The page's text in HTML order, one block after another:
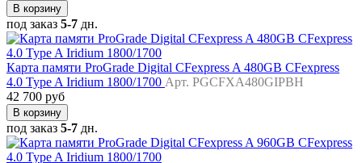
В корзину
под заказ 5-7 дн.
Карта памяти ProGrade Digital CFexpress A 480GB CFexpress
4.0 Type A Iridium 1800/1700 Арт. PGCFXA480GIPBH
42 700 руб
В корзину
под заказ 5-7 дн.